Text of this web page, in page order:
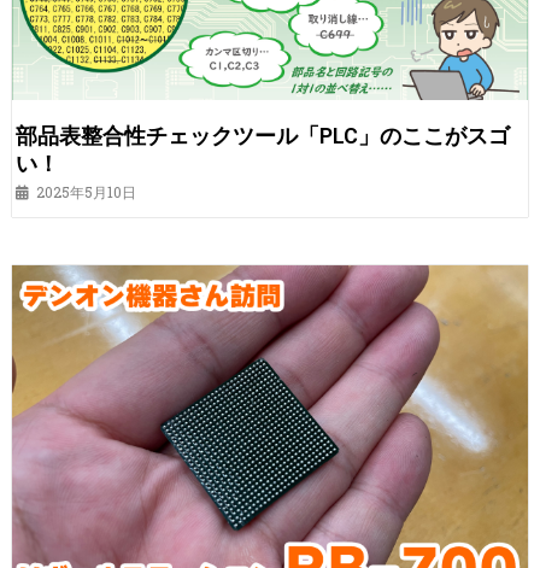
部品表整合性チェックツール「PLC」のここがスゴ
い！
2025年5月10日